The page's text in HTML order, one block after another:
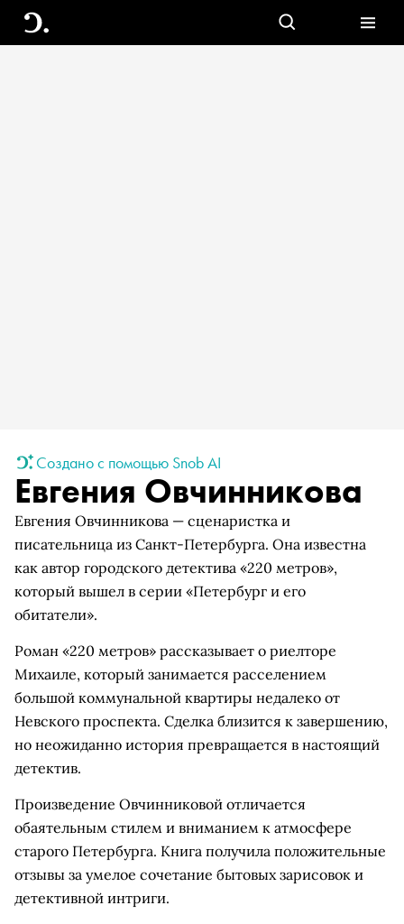
Создано с помощью Snob AI
Евгения Овчинникова
Евгения Овчинникова — сценаристка и
писательница из Санкт-Петербурга. Она известна
как автор городского детектива «220 метров»,
который вышел в серии «Петербург и его
обитатели».
Роман «220 метров» рассказывает о риелторе
Михаиле, который занимается расселением
большой коммунальной квартиры недалеко от
Невского проспекта. Сделка близится к завершению,
но неожиданно история превращается в настоящий
детектив.
Произведение Овчинниковой отличается
обаятельным стилем и вниманием к атмосфере
старого Петербурга. Книга получила положительные
отзывы за умелое сочетание бытовых зарисовок и
детективной интриги.